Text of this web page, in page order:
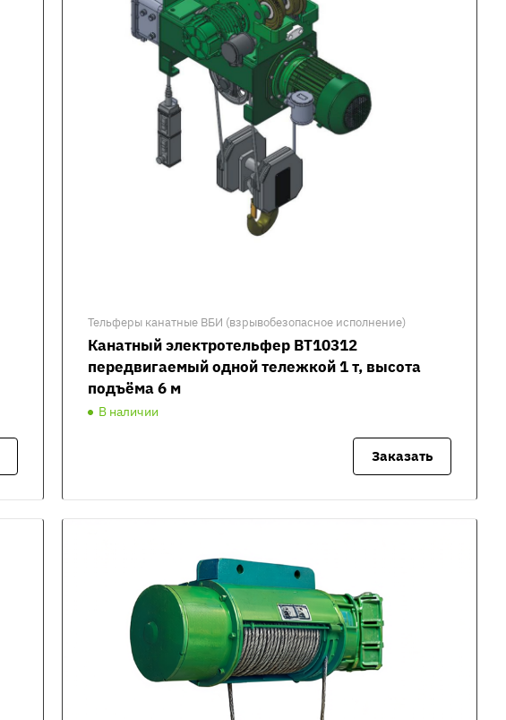
Тельферы канатные ВБИ (взрывобезопасное исполнение)
Канатный электротельфер ВТ10312
передвигаемый одной тележкой 1 т, высота
подъёма 6 м
В наличии
Заказать